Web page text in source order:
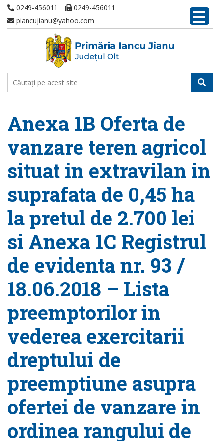
0249-456011
0249-456011
piancujianu@yahoo.com
Anexa 1B Oferta de
vanzare teren agricol
situat in extravilan in
suprafata de 0,45 ha
la pretul de 2.700 lei
si Anexa 1C Registrul
de evidenta nr. 93 /
18.06.2018 – Lista
preemptorilor in
vederea exercitarii
dreptului de
preemptiune asupra
ofertei de vanzare in
ordinea rangului de